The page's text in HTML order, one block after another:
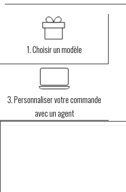
1. Choisir un modèle
3. Personnaliser votre commande
avec un agent